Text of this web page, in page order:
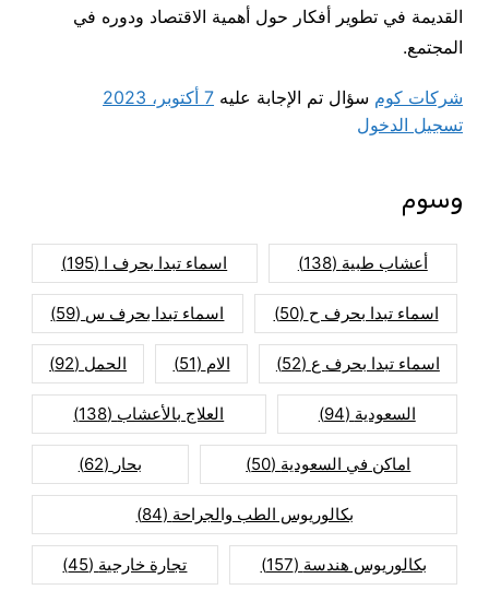
القديمة في تطوير أفكار حول أهمية الاقتصاد ودوره في
المجتمع.
شركات كوم سؤال تم الإجابة عليه 7 أكتوبر، 2023
تسجيل الدخول
وسوم
أعشاب طبية (138) اسماء تبدا بحرف ا (195)
اسماء تبدا بحرف ح (50) اسماء تبدا بحرف س (59)
اسماء تبدا بحرف ع (52) الام (51) الحمل (92)
السعودية (94) العلاج بالأعشاب (138)
اماكن في السعودية (50) بحار (62)
بكالوريوس الطب والجراحة (84)
بكالوريوس هندسة (157) تجارة خارجية (45)